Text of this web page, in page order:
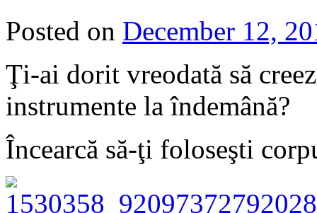
Posted on December 12,
Ţi-ai dorit vreodată să
instrumente la îndemână?
Încearcă să-ţi foloseşti